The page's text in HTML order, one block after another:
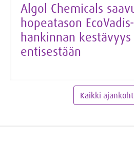
Algol Chemicals
hopeatason
hankinnan
entisestään
Kaikki